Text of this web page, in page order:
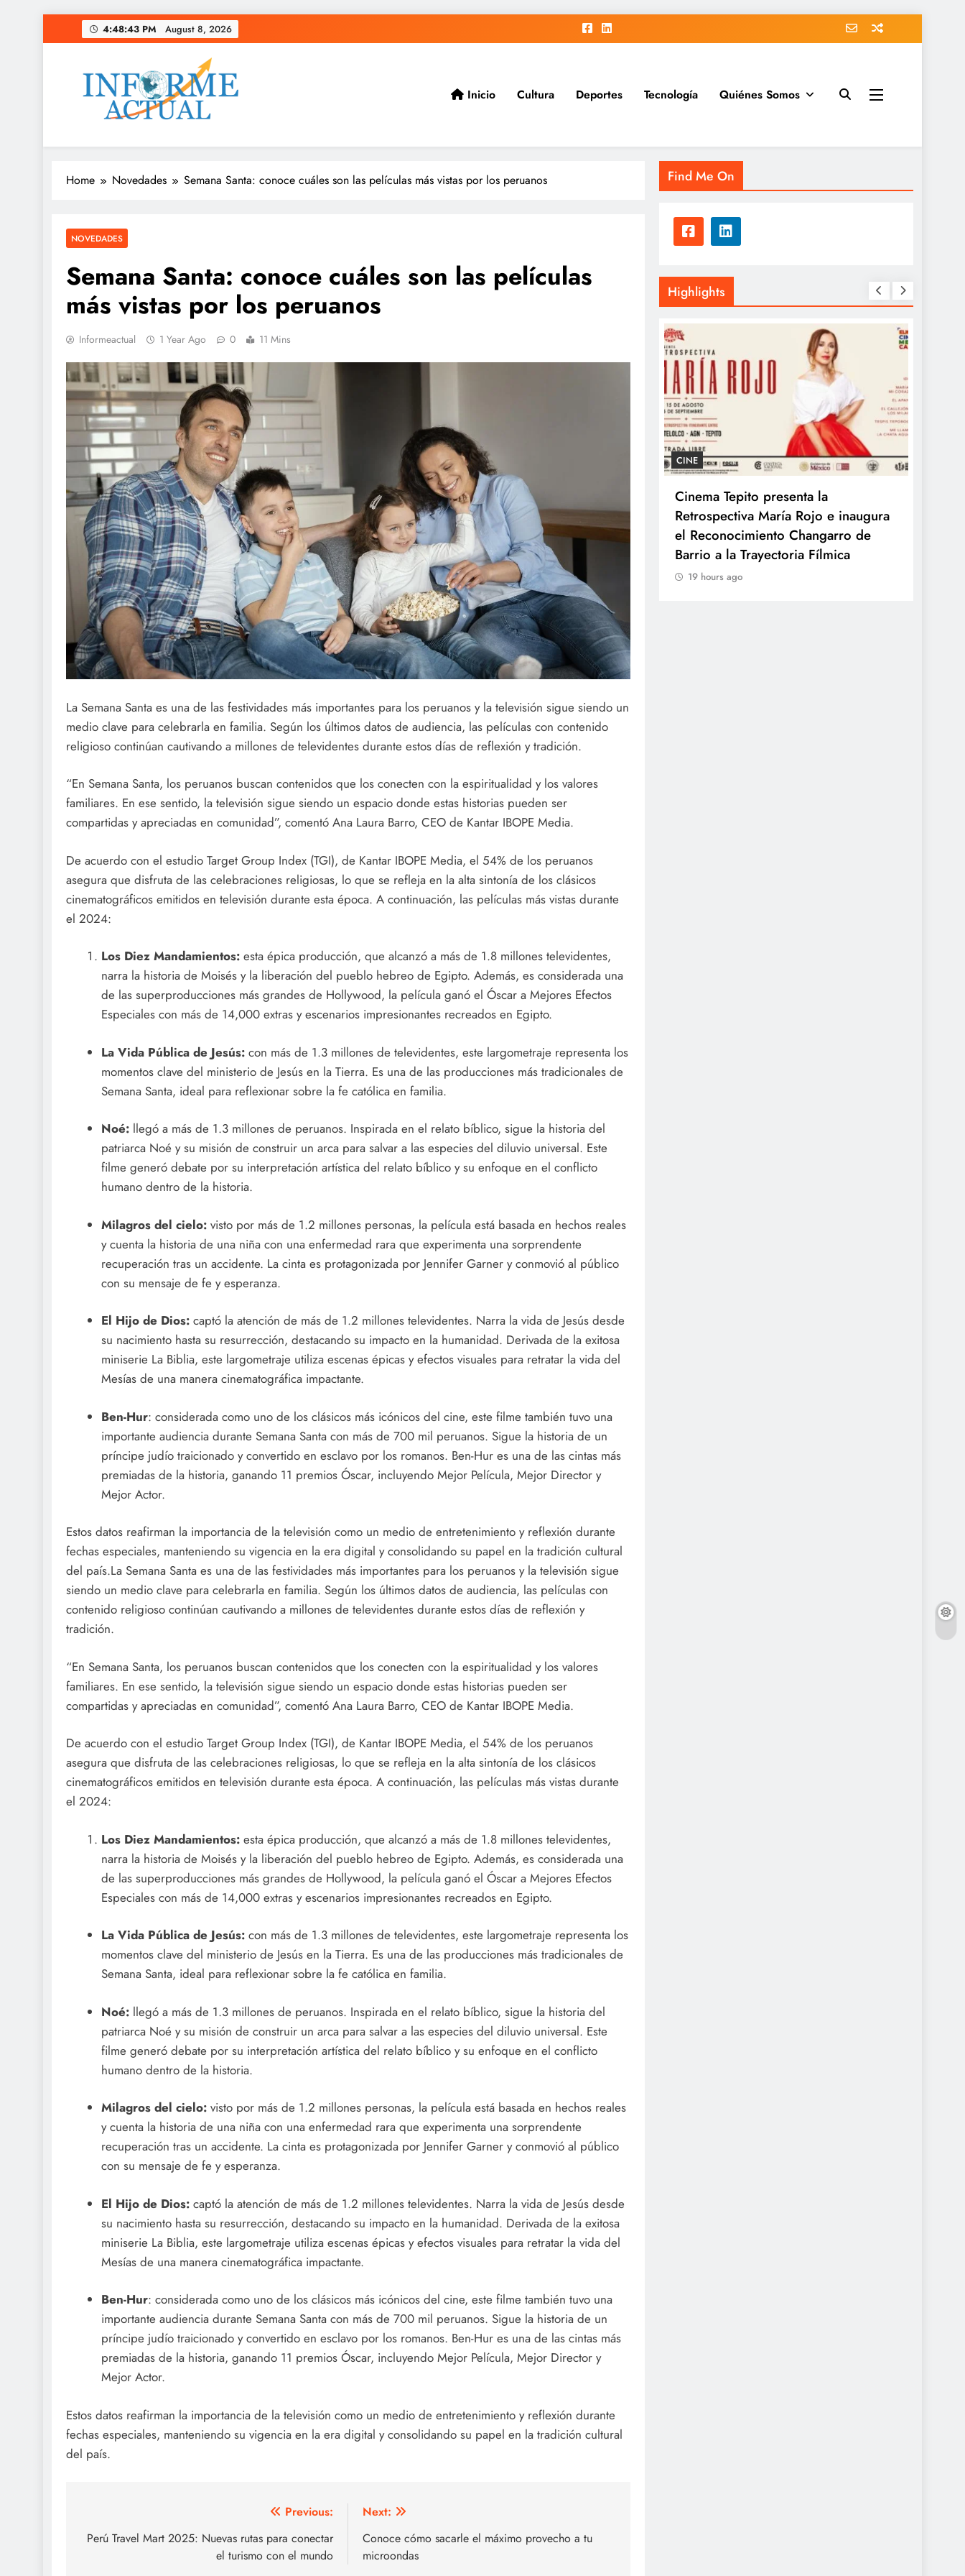
to
4:48:44 PM August 8, 2026
Informe Actual
La actualidad al instante, con veracidad y claridad.
Inicio Cultura Deportes Tecnología Quiénes Somos
Home Novedades Semana Santa: conoce cuáles son las películas más vistas por los peruanos
NOVEDADES
Semana Santa: conoce cuáles son las películas
más vistas por los peruanos
Informeactual 1 Year Ago 0 11 Mins
La Semana Santa es una de las festividades más importantes para los peruanos y la televisión sigue siendo un
medio clave para celebrarla en familia. Según los últimos datos de audiencia, las películas con contenido
religioso continúan cautivando a millones de televidentes durante estos días de reflexión y tradición.
“En Semana Santa, los peruanos buscan contenidos que los conecten con la espiritualidad y los valores
familiares. En ese sentido, la televisión sigue siendo un espacio donde estas historias pueden ser
compartidas y apreciadas en comunidad”, comentó Ana Laura Barro, CEO de Kantar IBOPE Media.
De acuerdo con el estudio Target Group Index (TGI), de Kantar IBOPE Media, el 54% de los peruanos
asegura que disfruta de las celebraciones religiosas, lo que se refleja en la alta sintonía de los clásicos
cinematográficos emitidos en televisión durante esta época. A continuación, las películas más vistas durante
el 2024:
Los Diez Mandamientos: esta épica producción, que alcanzó a más de 1.8 millones televidentes,
narra la historia de Moisés y la liberación del pueblo hebreo de Egipto. Además, es considerada una
de las superproducciones más grandes de Hollywood, la película ganó el Óscar a Mejores Efectos
Especiales con más de 14,000 extras y escenarios impresionantes recreados en Egipto.
La Vida Pública de Jesús: con más de 1.3 millones de televidentes, este largometraje representa los
momentos clave del ministerio de Jesús en la Tierra. Es una de las producciones más tradicionales de
Semana Santa, ideal para reflexionar sobre la fe católica en familia.
Noé: llegó a más de 1.3 millones de peruanos. Inspirada en el relato bíblico, sigue la historia del
patriarca Noé y su misión de construir un arca para salvar a las especies del diluvio universal. Este
filme generó debate por su interpretación artística del relato bíblico y su enfoque en el conflicto
humano dentro de la historia.
Milagros del cielo: visto por más de 1.2 millones personas, la película está basada en hechos reales
y cuenta la historia de una niña con una enfermedad rara que experimenta una sorprendente
recuperación tras un accidente. La cinta es protagonizada por Jennifer Garner y conmovió al público
con su mensaje de fe y esperanza.
El Hijo de Dios: captó la atención de más de 1.2 millones televidentes. Narra la vida de Jesús desde
su nacimiento hasta su resurrección, destacando su impacto en la humanidad. Derivada de la exitosa
miniserie La Biblia, este largometraje utiliza escenas épicas y efectos visuales para retratar la vida del
Mesías de una manera cinematográfica impactante.
Ben-Hur: considerada como uno de los clásicos más icónicos del cine, este filme también tuvo una
importante audiencia durante Semana Santa con más de 700 mil peruanos. Sigue la historia de un
príncipe judío traicionado y convertido en esclavo por los romanos. Ben-Hur es una de las cintas más
premiadas de la historia, ganando 11 premios Óscar, incluyendo Mejor Película, Mejor Director y
Mejor Actor.
Estos datos reafirman la importancia de la televisión como un medio de entretenimiento y reflexión durante
fechas especiales, manteniendo su vigencia en la era digital y consolidando su papel en la tradición cultural
del país.La Semana Santa es una de las festividades más importantes para los peruanos y la televisión sigue
siendo un medio clave para celebrarla en familia. Según los últimos datos de audiencia, las películas con
contenido religioso continúan cautivando a millones de televidentes durante estos días de reflexión y
tradición.
“En Semana Santa, los peruanos buscan contenidos que los conecten con la espiritualidad y los valores
familiares. En ese sentido, la televisión sigue siendo un espacio donde estas historias pueden ser
compartidas y apreciadas en comunidad”, comentó Ana Laura Barro, CEO de Kantar IBOPE Media.
De acuerdo con el estudio Target Group Index (TGI), de Kantar IBOPE Media, el 54% de los peruanos
asegura que disfruta de las celebraciones religiosas, lo que se refleja en la alta sintonía de los clásicos
cinematográficos emitidos en televisión durante esta época. A continuación, las películas más vistas durante
el 2024:
Los Diez Mandamientos: esta épica producción, que alcanzó a más de 1.8 millones televidentes,
narra la historia de Moisés y la liberación del pueblo hebreo de Egipto. Además, es considerada una
de las superproducciones más grandes de Hollywood, la película ganó el Óscar a Mejores Efectos
Especiales con más de 14,000 extras y escenarios impresionantes recreados en Egipto.
La Vida Pública de Jesús: con más de 1.3 millones de televidentes, este largometraje representa los
momentos clave del ministerio de Jesús en la Tierra. Es una de las producciones más tradicionales de
Semana Santa, ideal para reflexionar sobre la fe católica en familia.
Noé: llegó a más de 1.3 millones de peruanos. Inspirada en el relato bíblico, sigue la historia del
patriarca Noé y su misión de construir un arca para salvar a las especies del diluvio universal. Este
filme generó debate por su interpretación artística del relato bíblico y su enfoque en el conflicto
humano dentro de la historia.
Milagros del cielo: visto por más de 1.2 millones personas, la película está basada en hechos reales
y cuenta la historia de una niña con una enfermedad rara que experimenta una sorprendente
recuperación tras un accidente. La cinta es protagonizada por Jennifer Garner y conmovió al público
con su mensaje de fe y esperanza.
El Hijo de Dios: captó la atención de más de 1.2 millones televidentes. Narra la vida de Jesús desde
su nacimiento hasta su resurrección, destacando su impacto en la humanidad. Derivada de la exitosa
miniserie La Biblia, este largometraje utiliza escenas épicas y efectos visuales para retratar la vida del
Mesías de una manera cinematográfica impactante.
Ben-Hur: considerada como uno de los clásicos más icónicos del cine, este filme también tuvo una
importante audiencia durante Semana Santa con más de 700 mil peruanos. Sigue la historia de un
príncipe judío traicionado y convertido en esclavo por los romanos. Ben-Hur es una de las cintas más
premiadas de la historia, ganando 11 premios Óscar, incluyendo Mejor Película, Mejor Director y
Mejor Actor.
Estos datos reafirman la importancia de la televisión como un medio de entretenimiento y reflexión durante
fechas especiales, manteniendo su vigencia en la era digital y consolidando su papel en la tradición cultural
del país.
navigation
Previous:
Perú Travel Mart 2025: Nuevas rutas para conectar
el turismo con el mundo
Next:
Conoce cómo sacarle el máximo provecho a tu
microondas
Find Me On
Highlights
SOCIALES
Titular del Midis supervisa
funcionamiento de programas
sociales en La Libertad y presenta
acciones frente al Fenómeno de El
Niño
19 hours ago
CINE
Cinema Tepito presenta la
Retrospectiva María Rojo e inaugura
el Reconocimiento Changarro de
Barrio a la Trayectoria Fílmica
19 hours ago